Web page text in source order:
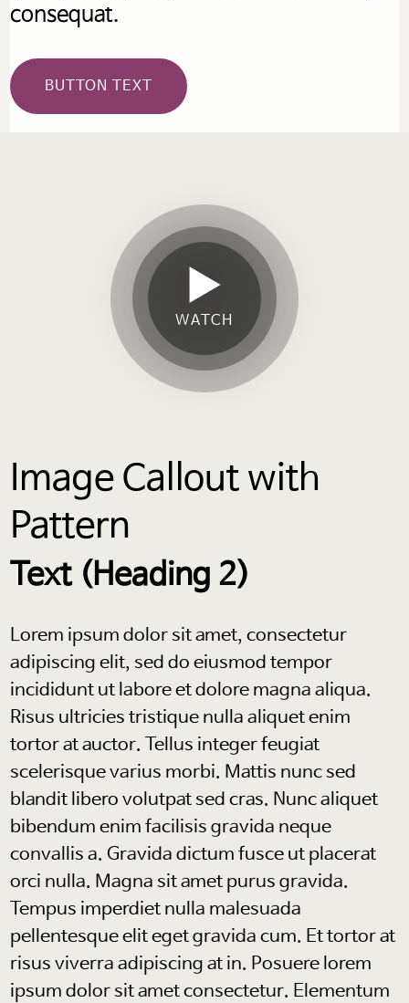
consequat.
BUTTON TEXT
WATCH
Image Callout with
Pattern
Text (Heading 2)
Lorem ipsum dolor sit amet, consectetur
adipiscing elit, sed do eiusmod tempor
incididunt ut labore et dolore magna aliqua.
Risus ultricies tristique nulla aliquet enim
tortor at auctor. Tellus integer feugiat
scelerisque varius morbi. Mattis nunc sed
blandit libero volutpat sed cras. Nunc aliquet
bibendum enim facilisis gravida neque
convallis a. Gravida dictum fusce ut placerat
orci nulla. Magna sit amet purus gravida.
Tempus imperdiet nulla malesuada
pellentesque elit eget gravida cum. Et tortor at
risus viverra adipiscing at in. Posuere lorem
ipsum dolor sit amet consectetur. Elementum